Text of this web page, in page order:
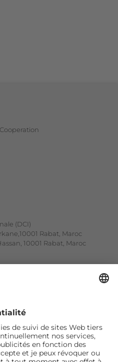
(DCI)
Rabat, Maroc
10001 Rabat, Maroc
Touristique (SMIT)
Hay Riad, Rabat